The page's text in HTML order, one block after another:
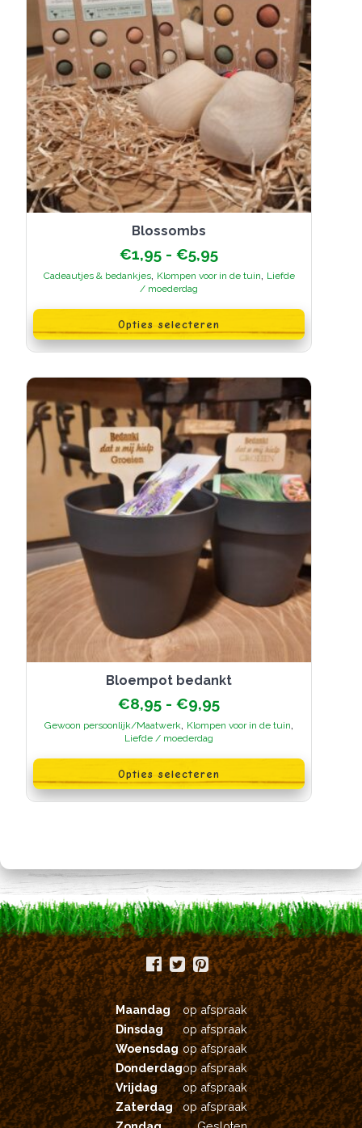
Blossombs
€1,95 - €5,95Prijsklasse:
€1,95
tot
Cadeautjes & bedankjes, Klompen voor in de tuin, Liefde
/ moederdag
Opties selecteren
product
heeft
meerdere
variaties.
optie
gekozen
worden
op
de
productpagina
bloempot bedankt
€8,95 - €9,95Prijsklasse:
€8,95
tot
Gewoon persoonlijk/Maatwerk, Klompen voor in de tuin,
Liefde / moederdag
Opties selecteren
product
heeft
meerdere
variaties.
worden
op
de
productpagina
Maandag
op afspraak
Dinsdag
op afspraak
Woensdag op afspraak
Donderdagop afspraak
Vrijdag
op afspraak
Zaterdag
op afspraak